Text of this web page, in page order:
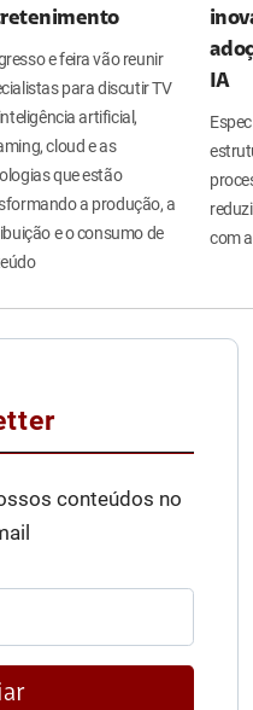
e feira vão reunir
para discutir TV
artificial,
cloud e as
que estão
a produção, a
e o consumo de
IA
com
conteúdos no